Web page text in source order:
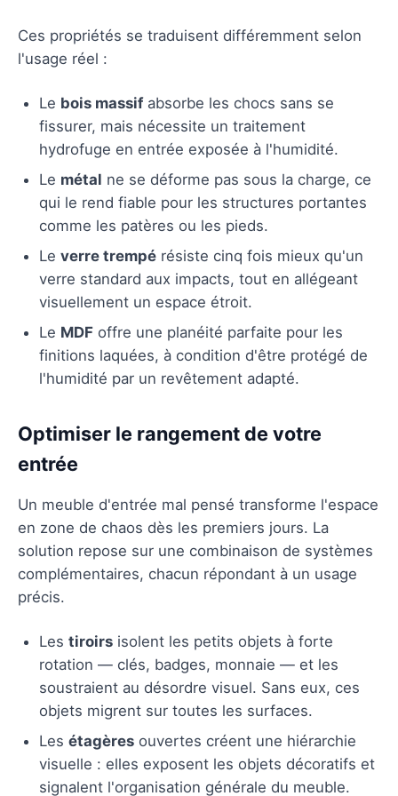
Ces propriétés se traduisent différemment selon
l'usage réel :
Le bois massifabsorbe les chocs sans se
fissurer, mais nécessite un traitement
hydrofuge en entrée exposée à l'humidité.
Le métal ne se déforme pas sous la charge, ce
qui le rend fiable pour les structures portantes
comme les patères ou les pieds.
Le verre trempé résiste cinq fois mieux qu'un
verre standard aux impacts, tout en allégeant
visuellement un espace étroit.
Le MDF offre une planéité parfaite pour les
finitions laquées, à condition d'être protégé de
l'humidité par un revêtement adapté.
Optimiser le rangement de votre
entrée
Un meuble d'entrée mal pensé transforme l'espace
en zone de chaos dès les premiers jours. La
solution repose sur une combinaison de systèmes
complémentaires, chacun répondant à un usage
précis.
Les tiroirs isolent les petits objets à forte
rotation — clés, badges, monnaie — et les
soustraient au désordre visuel. Sans eux, ces
objets migrent sur toutes les surfaces.
Les étagères ouvertes créent une hiérarchie
visuelle : elles exposent les objets décoratifs et
signalent l'organisation générale du meuble.